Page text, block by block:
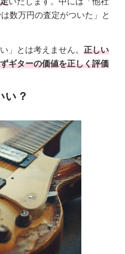
数万円の査定がついた」と
」とは考えません。 正しい
ギターの価値を正しく評価
い？